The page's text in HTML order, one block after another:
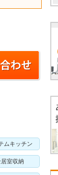
ムキッチン
室収納